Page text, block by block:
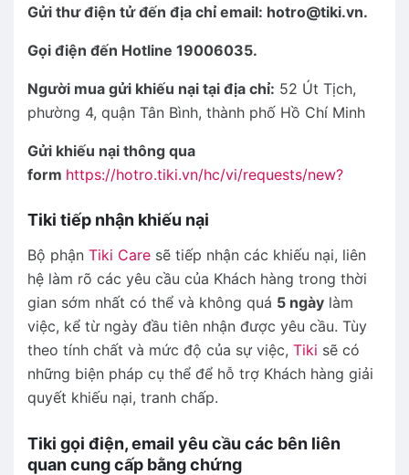
Gửi thư điện tử đến địa chỉ email: hotro@tiki.vn.
Gọi điện đến Hotline 19006035.
Người mua gửi khiếu nại tại địa chỉ: 52 Út Tịch,
phường 4, quận Tân Bình, thành phố Hồ Chí Minh
Gửi khiếu nại thông qua
form https://hotro.tiki.vn/hc/vi/requests/new?
Tiki tiếp nhận khiếu nại
Bộ phận Tiki Care sẽ tiếp nhận các khiếu nại, liên
hệ làm rõ các yêu cầu của Khách hàng trong thời
gian sớm nhất có thể và không quá 5 ngày làm
việc, kể từ ngày đầu tiên nhận được yêu cầu. Tùy
theo tính chất và mức độ của sự việc, Tiki sẽ có
những biện pháp cụ thể để hỗ trợ Khách hàng giải
quyết khiếu nại, tranh chấp.
Tiki gọi điện, email yêu cầu các bên liên
quan cung cấp bằng chứng